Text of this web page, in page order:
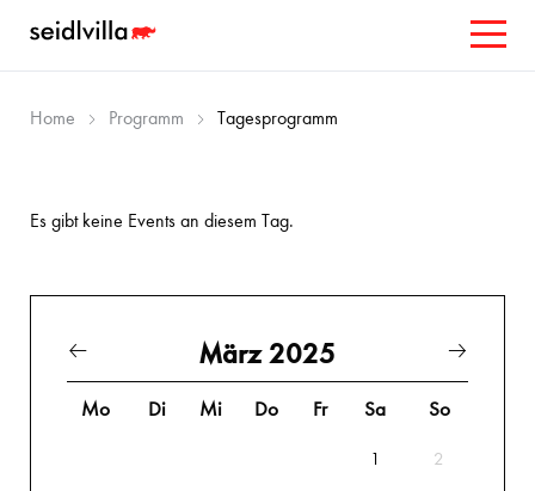
Home Programm Tagesprogramm
Es gibt keine Events an diesem Tag.
März 2025
Mo Di Mi Do Fr Sa So
1 2